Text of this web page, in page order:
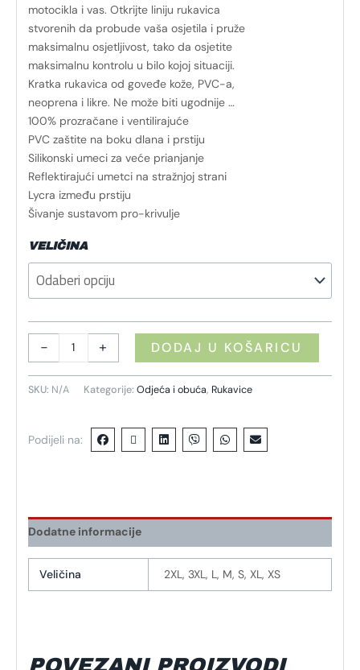
motocikla i vas. Otkrijte liniju rukavica
stvorenih da probude vaša osjetila i pruže
maksimalnu osjetljivost, tako da osjetite
maksimalnu kontrolu u bilo kojoj situaciji.
Kratka rukavica od goveđe kože, PVC-a,
neoprena i likre. Ne može biti ugodnije …
100% prozračane i ventilirajuće
PVC zaštite na boku dlana i prstiju
Silikonski umeci za veće prianjanje
Reflektirajući umetci na stražnjoj strani
Lycra između prstiju
Šivanje sustavom pro-krivulje
VELIČINA
- + DODAJ U KOŠARICU
SKU: N/A Kategorije: Odjeća i obuća, Rukavice
Podijeli na:
Dodatne informacije
Veličina 2XL, 3XL, L, M, S, XL, XS
POVEZANI PROIZVODI